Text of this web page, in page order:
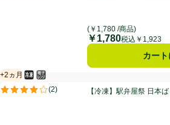
(￥1,780 /商品)
価格
￥1,780税込￥1,923
カー
【冷凍】駅弁屋祭 日本ばし大増 とりめし 1
+2ヵ月
賞味・消費期限保証：2ヵ月
冷凍食品
電子レンジ使用可
(2)
評価は2件のレビューで5点中4.0点。
【冷凍】駅弁屋祭 日本